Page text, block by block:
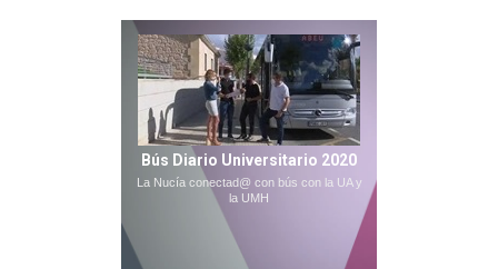
Bús Diario Universitario 2020
La Nucía conectad@ con bús con la UA y
la UMH